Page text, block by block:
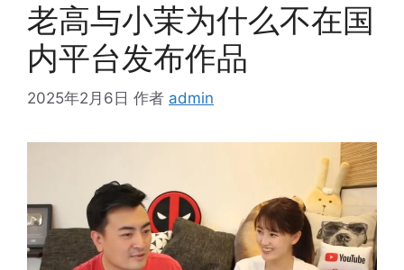
老高与小茉为什么不在国
内平台发布作品
2025年2月6日 作者 admin